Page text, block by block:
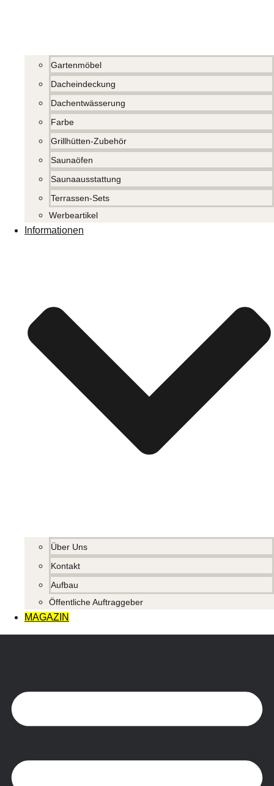
Gartenmöbel
Dacheindeckung
Dachentwässerung
Farbe
Grillhütten-Zubehör
Saunaöfen
Saunaausstattung
Terrassen-Sets
Werbeartikel
Informationen
Über Uns
Kontakt
Aufbau
Öffentliche Auftraggeber
MAGAZIN